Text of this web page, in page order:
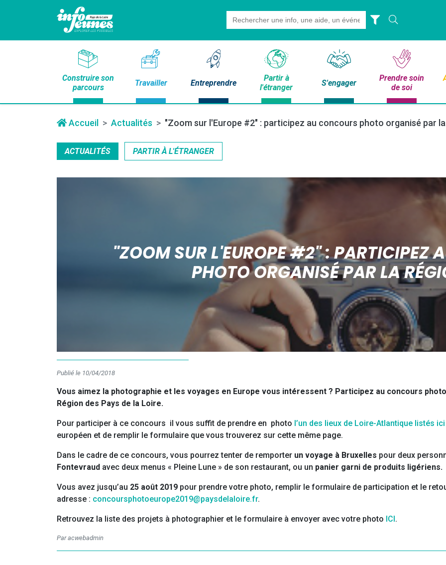
Search
for:
Construire son
parcours
Travailler Entreprendre
Partir à
l'étranger
S'engager
Prendre soin
de soi
Accueil Actualités "Zoom sur l'Europe #2" : participez au concours photo organisé par la
ACTUALITÉS PARTIR À L'ÉTRANGER
"ZOOM SUR L'EUROPE #2" : PARTICIPEZ
PHOTO ORGANISÉ PAR LA
Publié le 10/04/2018
Vous aimez la photographie et les voyages en Europe vous intéressent ? Participez au concours
Région des Pays de la Loire.
Pour participer à ce concours il vous suffit de prendre en photo l’un des lieux de Loire-Atlantique listés ici
européen et de remplir le formulaire que vous trouverez sur cette même page.
Dans le cadre de ce concours, vous pourrez tenter de remporter un voyage à Bruxelles pour deux
Fontevraud avec deux menus « Pleine Lune » de son restaurant, ou un panier garni de produits ligériens.
Vous avez jusqu’au 25 août 2019 pour prendre votre photo, remplir le formulaire de participation et le
adresse : concoursphotoeurope2019@paysdelaloire.fr.
Retrouvez la liste des projets à photographier et le formulaire à envoyer avec votre photo ICI .
Par acwebadmin